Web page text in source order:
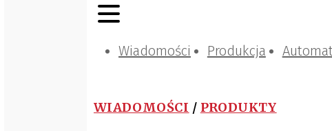
Wiadomości Produkcja
WIADOMOŚCI / PRODUKTY